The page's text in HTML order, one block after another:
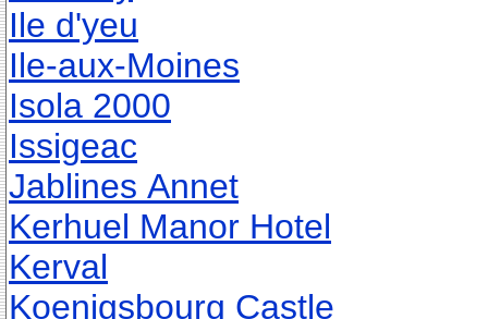
Ile d'yeu
Ile-aux-Moines
Isola 2000
Issigeac
Jablines Annet
Kerhuel Manor Hotel
Kerval
Koenigsbourg Castle